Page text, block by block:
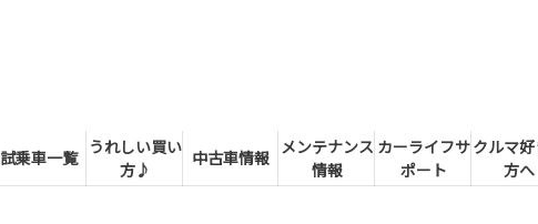
試乗車一覧
うれしい買い
方♪
中古車情報 メンテナンス
情報
カーライフサ
ポート
クルマ
方へ